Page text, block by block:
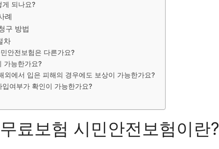
게 되나요?
례
구 방법
차
안전보험은 다른가요?
가능한가요?
외에서 입은 피해의 경우에도 보상이 가능한가요?
입여부가 확인이 가능한가요?
료보험 시민안전보험이란?